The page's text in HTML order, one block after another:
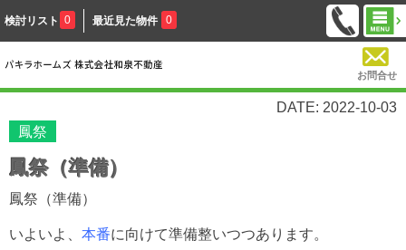
検討リスト 0 最近見た物件 0
お問合せ
DATE: 2022-10-03
鳳祭
鳳祭（準備）
鳳祭（準備）
いよいよ、 本番に向けて準備整いつつあります。